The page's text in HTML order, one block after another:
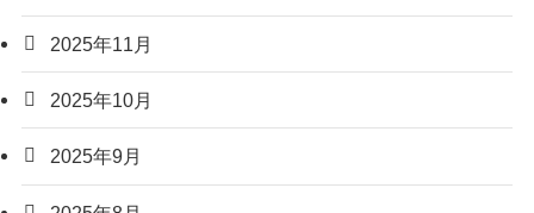
2025年11月
2025年10月
2025年9月